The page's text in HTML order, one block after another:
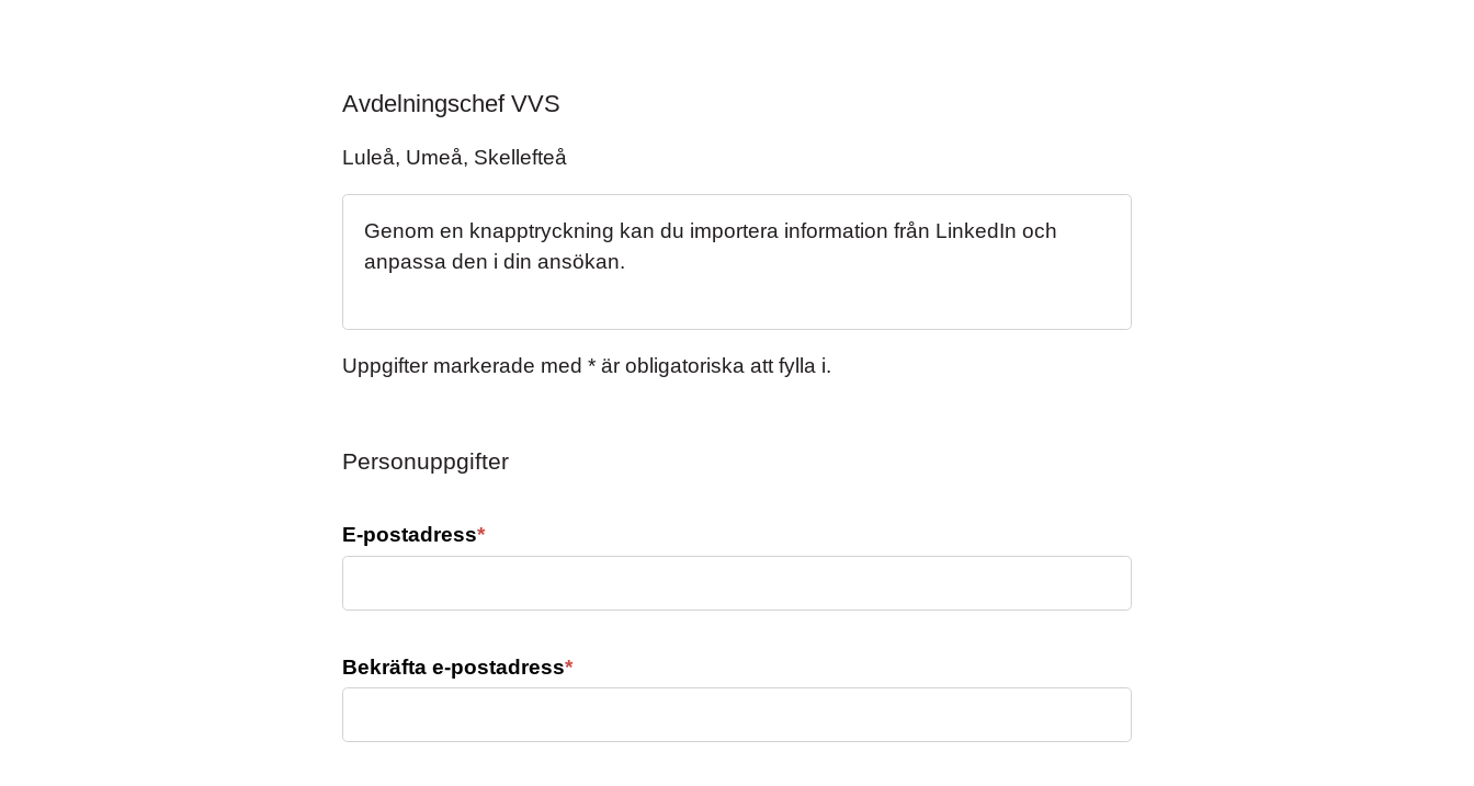
Avdelningschef VVS
Avdelningschef VVS
Luleå, Umeå, Skellefteå
Genom en knapptryckning kan du importera information från LinkedIn och
anpassa den i din ansökan.
Uppgifter markerade med * är obligatoriska att fylla i.
Personuppgifter
E-postadress*
Bekräfta e-postadress*